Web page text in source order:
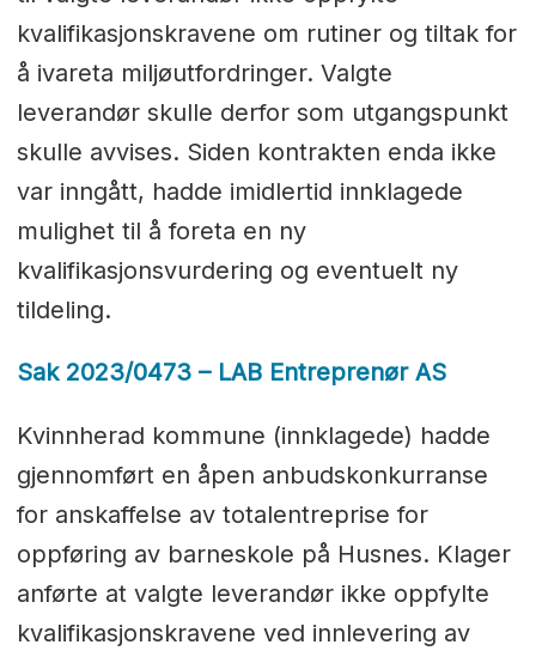
kvalifikasjonskravene om rutiner og tiltak for
å ivareta miljøutfordringer. Valgte
leverandør skulle derfor som utgangspunkt
skulle avvises. Siden kontrakten enda ikke
var inngått, hadde imidlertid innklagede
mulighet til å foreta en ny
kvalifikasjonsvurdering og eventuelt ny
tildeling.
Sak 2023/0473 – LAB Entreprenør AS
Kvinnherad kommune (innklagede) hadde
gjennomført en åpen anbudskonkurranse
for anskaffelse av totalentreprise for
oppføring av barneskole på Husnes. Klager
anførte at valgte leverandør ikke oppfylte
kvalifikasjonskravene ved innlevering av